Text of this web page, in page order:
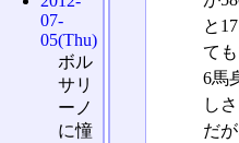
と
て
6馬
し
だ
07-
05(Thu)
ボル
サリ
ーノ
に憧